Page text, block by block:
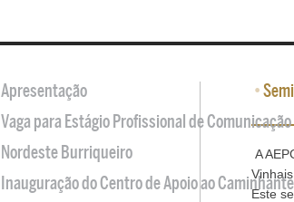
•
A
Este
Apresentação
Vaga para Estágio Profissional de Comunicação
Nordeste Burriqueiro
Inauguração do Centro de Apoio ao Caminhante